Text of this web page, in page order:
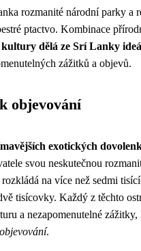
rozmanité národní parky a
ptactvo. Kombinace
dělá ze Srí Lanky
zážitků a objevů.
objevování
exotických
svou neskutečnou
na více než sedmi
tisícovky. Každý z těchto
a nezapomenutelné
.